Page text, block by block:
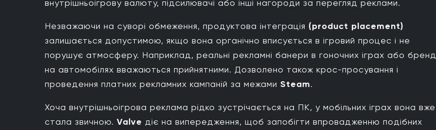
внутрішньоігрову валюту, підсилювачі або інші нагороди за перегляд реклами.
Незважаючи на суворі обмеження, продуктова інтеграція (product placement)
залишається допустимою, якщо вона органічно вписується в ігровий процес і не
порушує атмосферу. Наприклад, реальні рекламні банери в гоночних іграх або
на автомобілях вважаються прийнятними. Дозволено також крос-просування і
проведення платних рекламних кампаній за межами Steam.
Хоча внутрішньоігрова реклама рідко зустрічається на ПК, у мобільних іграх вона вже
стала звичною. Valve діє на випередження, щоб запобігти впровадженню подібних